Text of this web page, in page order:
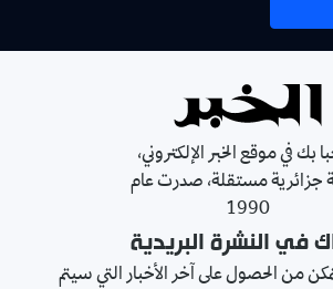
بك في موقع الخبر الإلكتروني،
جزائرية مستقلة، صدرت عام
1990
في النشرة البريدية
من الحصول على آخر الأخبار التي سيتم